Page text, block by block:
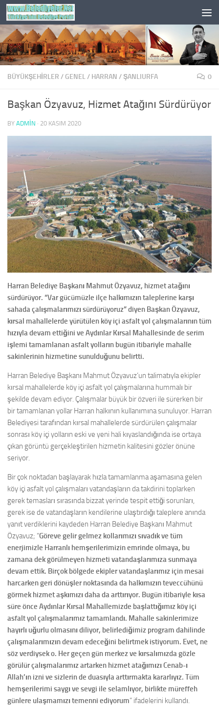
Skip to content
BÜYÜKŞEHİRLER / GENEL/ HARRAN /ŞANLIURFA 0
Başkan Özyavuz, Hizmet Atağını Sürdürüyor
BY ADMIN · 20 KASIM 2020
Harran Belediye Başkanı Mahmut Özyavuz, hizmet atağını
sürdürüyor. “Var gücümüzle ilçe halkımızın taleplerine karşı
sahada çalışmalarımızı sürdürüyoruz” diyen Başkan Özyavuz,
kırsal mahallelerde yürütülen köy içi asfalt yol çalışmalarının tüm
hızıyla devam ettiğini ve Aydınlar Kırsal Mahallesinde de serim
işlemi tamamlanan asfalt yolların bugün itibariyle mahalle
sakinlerinin hizmetine sunulduğunu belirtti.
Harran Belediye Başkanı Mahmut Özyavuz’un talimatıyla ekipler
kırsal mahallelerde köy içi asfalt yol çalışmalarına hummalı bir
şekilde devam ediyor. Çalışmalar büyük bir özveri ile sürerken bir
bir tamamlanan yollar Harran halkının kullanımına sunuluyor. Harran
Belediyesi tarafından kırsal mahallelerde sürdürülen çalışmalar
sonrası köy içi yolların eski ve yeni hali kıyaslandığında ise ortaya
çıkan görüntü gerçekleştirilen hizmetin kalitesini gözler önüne
seriyor.
Bir çok noktadan başlayarak hızla tamamlanma aşamasına gelen
köy içi asfalt yol çalışmaları vatandaşların da takdirini toplarken
gerek temasları sırasında bizzat yerinde tespit ettiği sorunları,
gerek ise de vatandaşların kendilerine ulaştırdığı taleplere anında
yanıt verdiklerini kaydeden Harran Belediye Başkanı Mahmut
Özyavuz; “Göreve gelir gelmez kollarımızı sıvadık ve tüm
enerjimizle Harranlı hemşerilerimizin emrinde olmaya, bu
zamana dek görülmeyen hizmeti vatandaşlarımıza sunmaya
devam ettik. Birçok bölgede ekipler vatandaşlarımız için mesai
harcarken geri dönüşler noktasında da halkımızın teveccühünü
görmek hizmet aşkımızı daha da arttırıyor. Bugün itibariyle kısa
süre önce Aydınlar Kırsal Mahallemizde başlattığımız köy içi
asfalt yol çalışmalarımız tamamlandı. Mahalle sakinlerimize
hayırlı uğurlu olmasını diliyor, belirlediğimiz program dahilinde
çalışmalarımızın devam edeceğini belirtmek istiyorum. Evet, ne
söz verdiysek o. Her geçen gün merkez ve kırsalımızda gözle
görülür çalışmalarımız artarken hizmet atağımızı Cenab-ı
Allah’ın izni ve sizlerin de duasıyla arttırmakta kararlıyız. Tüm
hemşerilerimi saygı ve sevgi ile selamlıyor, birlikte müreffeh
günlere ulaşmamızı temenni ediyorum” ifadelerini kullandı.